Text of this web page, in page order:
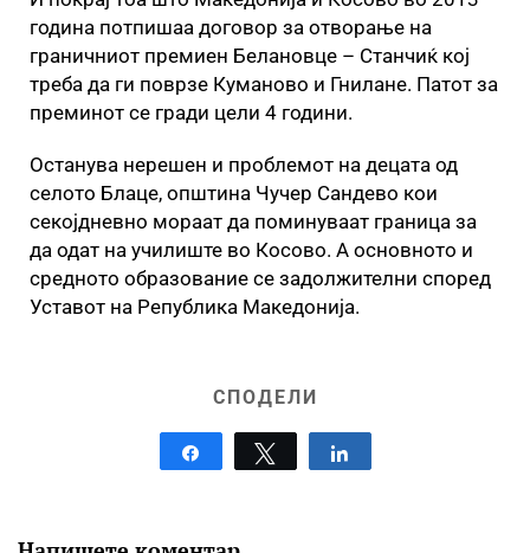
година потпишаа договор за отворање на
граничниот премиен Белановце – Станчиќ кој
треба да ги поврзе Куманово и Гнилане. Патот за
преминот се гради цели 4 години.
Останува нерешен и проблемот на децата од
селото Блаце, општина Чучер Сандево кои
секојдневно мораат да поминуваат граница за
да одат на училиште во Косово. А основното и
средното образование се задолжителни според
Уставот на Република Македонија.
СПОДЕЛИ
Tweet